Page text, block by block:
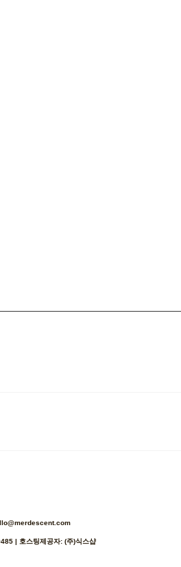
| 호스팅제공자: (주)식스샵